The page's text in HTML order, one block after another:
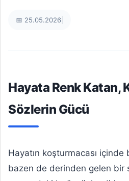
📅 25.05.2026
Hayata Renk Katan,
Sözlerin Gücü
Hayatın koşturmacası
bazen de derinden gelen bir